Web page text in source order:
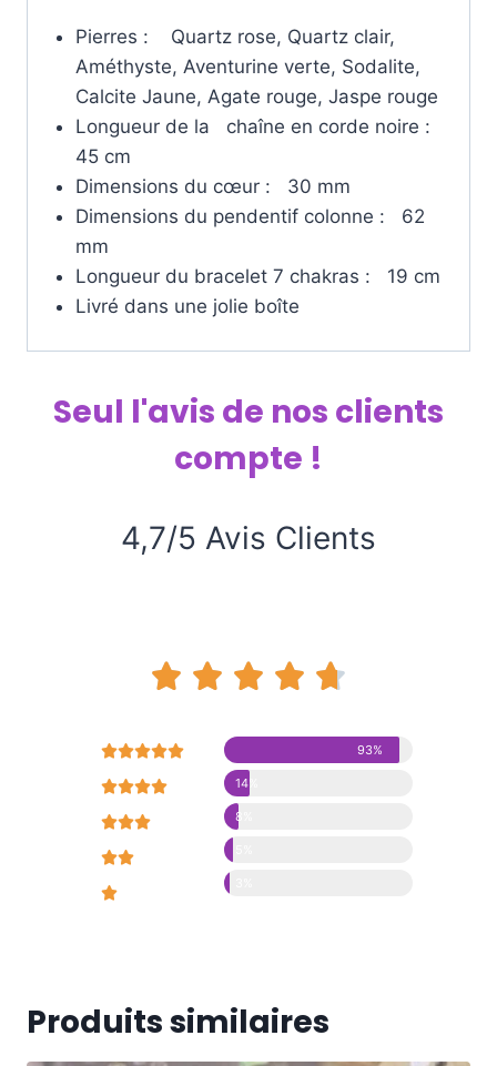
Pierres : Quartz rose, Quartz clair,
Améthyste, Aventurine verte, Sodalite,
Calcite Jaune, Agate rouge, Jaspe rouge
Longueur de la chaîne en corde noire :
45 cm
Dimensions du cœur : 30 mm
Dimensions du pendentif colonne : 62
mm
Longueur du bracelet 7 chakras : 19 cm
Livré dans une jolie boîte
Seul l'avis de nos clients
compte !
4,7/5 Avis Clients
    





93%
14%
8%
Produits similaires